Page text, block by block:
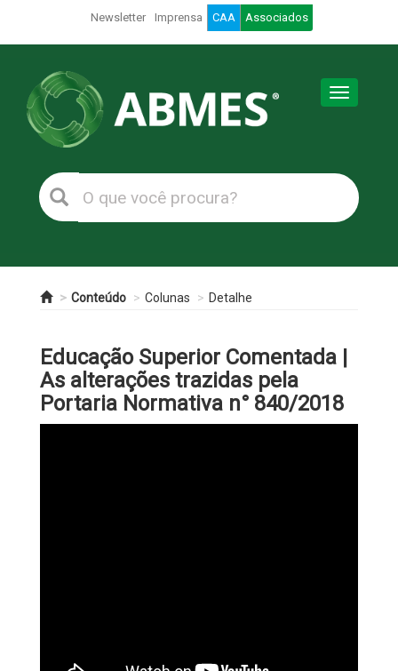
Newsletter Imprensa CAA Associados
Toggle
Conteúdo Colunas Detalhe
Educação Superior Comentada |
As alterações trazidas pela
Portaria Normativa n° 840/2018